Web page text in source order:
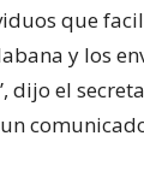
que
y los
dijo el